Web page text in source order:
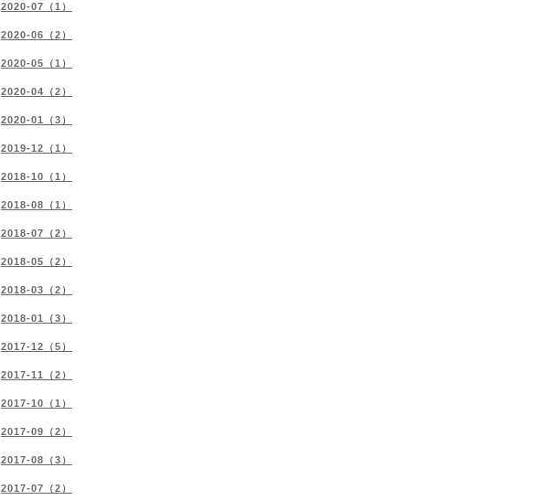
2020-07（1）
2020-06（2）
2020-05（1）
2020-04（2）
2020-01（3）
2019-12（1）
2018-10（1）
2018-08（1）
2018-07（2）
2018-05（2）
2018-03（2）
2018-01（3）
2017-12（5）
2017-11（2）
2017-10（1）
2017-09（2）
2017-08（3）
2017-07（2）